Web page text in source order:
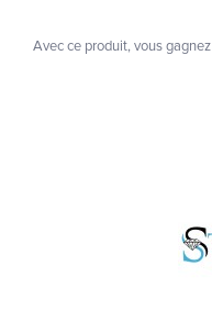
Avec ce produit, vous gagnez